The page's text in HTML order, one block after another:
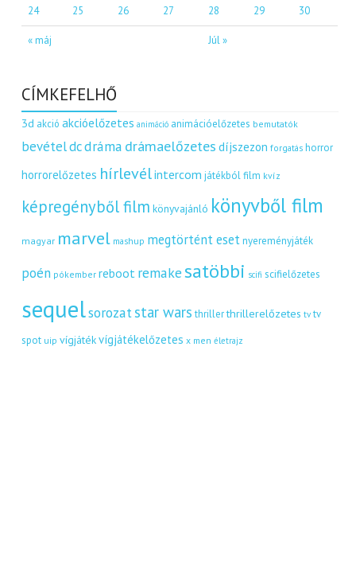
« máj Júl »
24 25 26 27 28 29 30
CÍMKEFELHŐ
3d akció akcióelőzetes animáció animációelőzetes bemutatók
bevételdcdráma drámaelőzetes díjszezon forgatás horror
horrorelőzetes hírlevélintercom játékból film kvíz
képregényből film könyvajánló könyvből film
magyar marvel mashup megtörtént eset nyereményjáték
poén pókember reboot remakesatöbbi scifi scifielőzetes
sequelsorozatstar wars thriller thrillerelőzetes tv tv
spot uip vígjátékvígjátékelőzetes x men életrajz